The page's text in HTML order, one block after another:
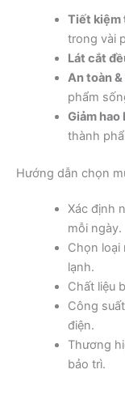
Tiết kiệm
trong vài
Lát cắt
An toàn
phẩm
Giảm hao
thành
Hướng dẫn chọn
Xác định
mỗi ngày.
Chọn loại
lạnh.
Chất liệu
Công
điện.
Thương
bảo trì.